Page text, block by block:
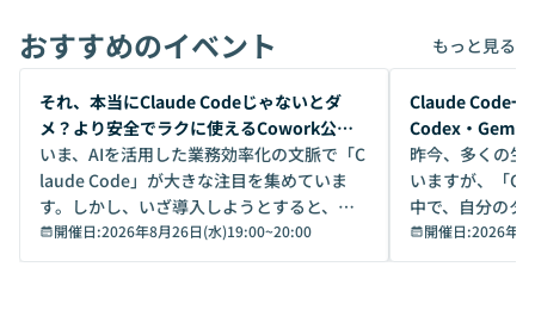
おすすめのイベント もっと見る
開催前
それ、本当にClaude Codeじゃないとダ
メ？より安全でラクに使えるCowork公開
デモ
いま、AIを活用した業務効率化の文脈で「C
laude Code」が大きな注目を集めていま
す。しかし、いざ導入しようとすると、セ
キュリティ面の懸念や権限管理のハードル
から、気軽に使えないケースも多いのでは
開催日:2026年8月26日(水)19:00~20:00
開催前
Claude Code一
Codex・
昨今、多くの生
いますが、「
中で、自分のタ
いいのか」を自
か？ 「なんとなく誰かが良いと言っていた
開催日:2026年8